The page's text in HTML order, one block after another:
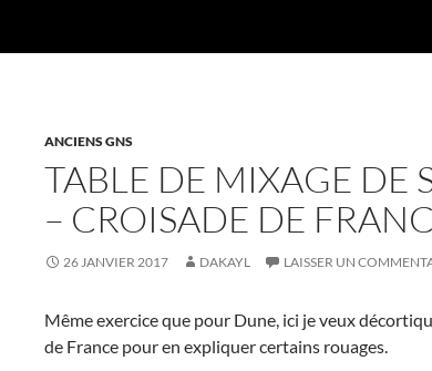
ANCIENS GNS
TABLE DE MIXAGE DE
– CROISADE DE
26 JANVIER 2017 DAKAYL LAISSER UN
Même exercice que pour Dune, ici je veux
de France pour en expliquer certains rouages.